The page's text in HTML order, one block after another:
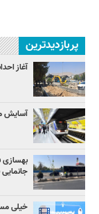
پربازدیدترین
آغاز
آسایش
بهسازی
خیلی